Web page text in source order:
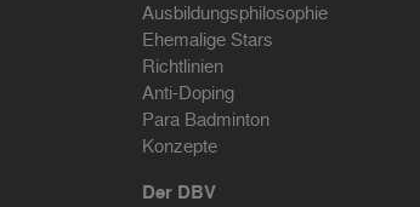
Ausbildungsphilosophie
Ehemalige Stars
Richtlinien
Anti-Doping
Para Badminton
Konzepte
Der DBV